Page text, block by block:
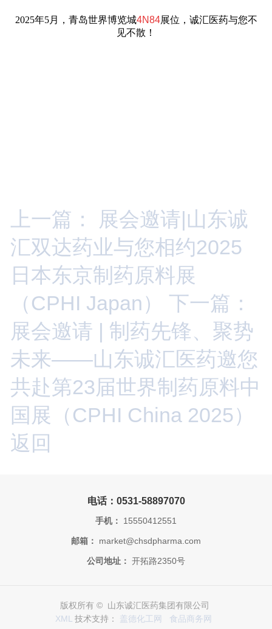
2025年5月，青岛世界博览城4N84展位，诚汇医药与您不
见不散！
上一篇： 展会邀请|山东诚
汇双达药业与您相约2025
日本东京制药原料展
（CPHI Japan） 下一篇：
展会邀请 | 制药先锋、聚势
未来——山东诚汇医药邀您
共赴第23届世界制药原料中
国展（CPHI China 2025）
返回
电话：0531-58897070
手机： 15550412551
邮箱： market@chsdpharma.com
公司地址： 开拓路2350号
版权所有 © 山东诚汇医药集团有限公司
XML 技术支持： 盖德化工网 食品商务网